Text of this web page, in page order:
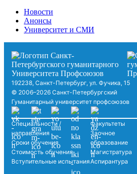
Новости
Анонсы
Университет и СМИ
192238, Санкт-Петербург, ул. Фучика, 15
© 2006–2026 Санкт-Петербургский
Гуманитарный университет профсоюзов
Специальности /
направления
Сроки обучения
Стоимость обучения
Вступительные испытания
Факультеты
Заочное
образование
Магистратура
Аспирантура